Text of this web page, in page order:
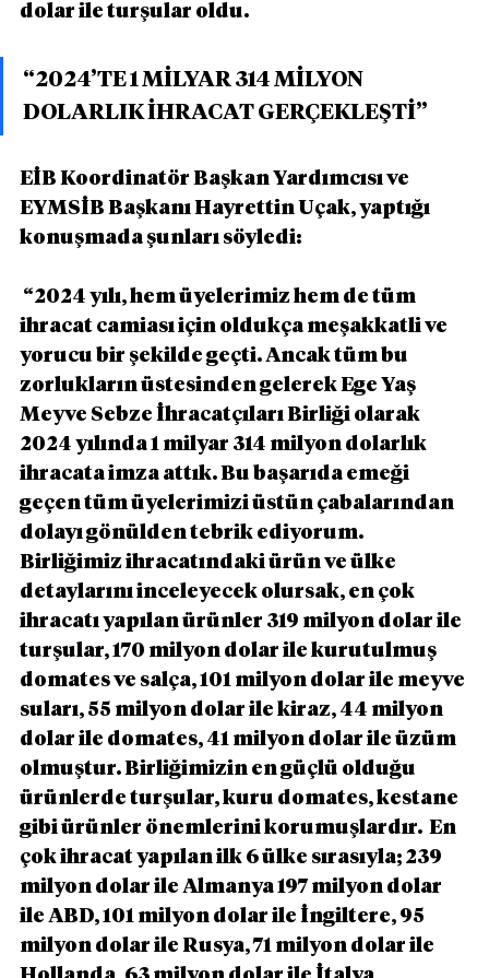
dolar ile turşular oldu.
“2024’TE 1 MİLYAR 314 MİLYON
DOLARLIK İHRACAT GERÇEKLEŞTİ”
EİB Koordinatör Başkan Yardımcısı ve
EYMSİB Başkanı Hayrettin Uçak, yaptığı
konuşmada şunları söyledi:
ihracat camiası için oldukça meşakkatli ve
yorucu bir şekilde geçti. Ancak tüm bu
zorlukların üstesinden gelerek Ege Yaş
Meyve Sebze İhracatçıları Birliği olarak
2024 yılında 1 milyar 314 milyon dolarlık
ihracata imza attık. Bu başarıda emeği
geçen tüm üyelerimizi üstün çabalarından
dolayı gönülden tebrik ediyorum.
Birliğimiz ihracatındaki ürün ve ülke
detaylarını inceleyecek olursak, en çok
ihracatı yapılan ürünler 319 milyon dolar ile
turşular, 170 milyon dolar ile kurutulmuş
domates ve salça, 101 milyon dolar ile meyve
suları, 55 milyon dolar ile kiraz, 44 milyon
dolar ile domates, 41 milyon dolar ile üzüm
olmuştur. Birliğimizin en güçlü olduğu
ürünlerde turşular, kuru domates, kestane
gibi ürünler önemlerini korumuşlardır.  En
çok ihracat yapılan ilk 6 ülke sırasıyla; 239
milyon dolar ile Almanya 197 milyon dolar
ile ABD, 101 milyon dolar ile İngiltere, 95
milyon dolar ile Rusya, 71 milyon dolar ile